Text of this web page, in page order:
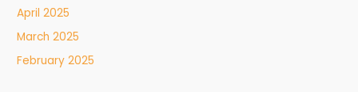
April 2025
March 2025
February 2025